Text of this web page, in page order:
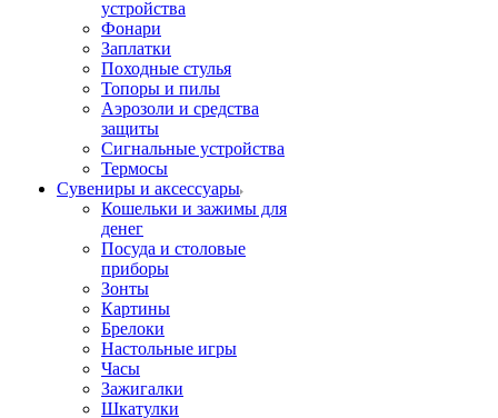
устройства
Фонари
Заплатки
Походные стулья
Топоры и пилы
Аэрозоли и средства
защиты
Сигнальные устройства
Термосы
Сувениры и аксессуары
Кошельки и зажимы для
денег
Посуда и столовые
приборы
Зонты
Картины
Брелоки
Настольные игры
Часы
Зажигалки
Шкатулки